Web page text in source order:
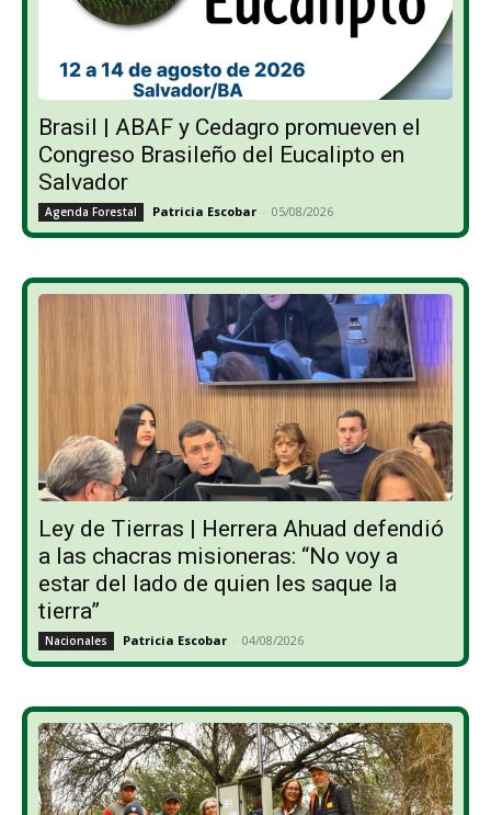
Brasil | ABAF y Cedagro promueven el
Congreso Brasileño del Eucalipto en
Salvador
Agenda Forestal Patricia Escobar - 05/08/2026
Ley de Tierras | Herrera Ahuad defendió
a las chacras misioneras: “No voy a
estar del lado de quien les saque la
tierra”
Nacionales Patricia Escobar - 04/08/2026